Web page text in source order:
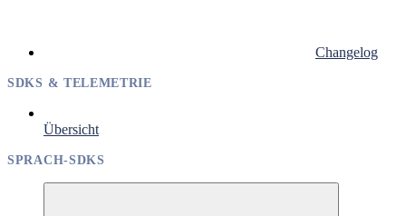
Changelog
SDKS & TELEMETRIE
Übersicht
SPRACH-SDKS